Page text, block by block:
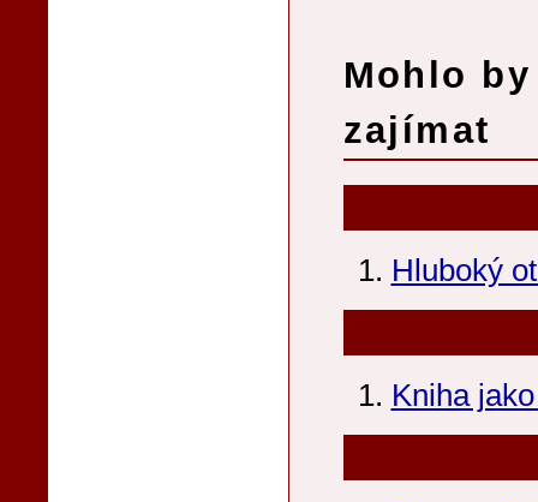
Mohlo
zajímat
Hluboký
Kniha